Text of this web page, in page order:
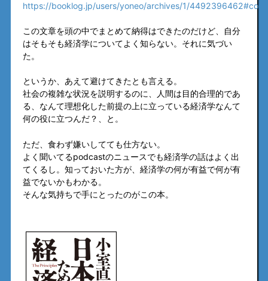
https://booklog.jp/users/yoneo/archives/1/
この文章を頭の中でまとめて納得はできたのだけど、自分
はそもそも経済学についてよく知らない。それに気づい
た。
というか、あえて避けてきたとも言える。
社会の複雑な状況を説明するのに、人間は目的合理的であ
る、なんて理想化した前提の上に立っている経済学なんて
何の役に立つんだ？、と。
ただ、食わず嫌いしてても仕方ない。
よく聞いてるpodcastのニュースでも経済学の話はよく出
てくるし。知っておいた方が、経済学の何が有益で何が有
益でないかもわかる。
そんな気持ちで手にとったのがこの本。